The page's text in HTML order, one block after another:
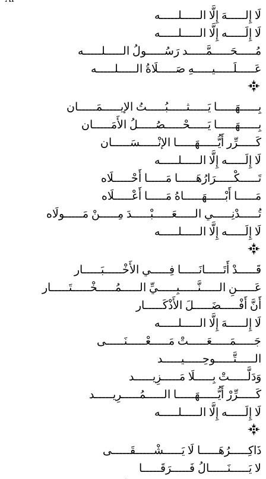
لَا إِلـــــهَ إِلَّا الـــــلـــــه
لَا إِلَـــــه إِلَّا الـــــلـــــه
مُـــــحَـــــمَّـــــد رَسُـــــولُ الـــــلـــــه
عَـــــلَـــــيـــــهِ صَـــــلَاةُ الـــــلـــــه
بِـــــهَـــــا يَـــــثـــــبُـــــتُ الإيـــــمَـــــان
بِـــــهَـــــا يَـــــحْـــــصُـــــلُ الأَمَـــــان
كَـــــرِّر أَيُّـــــهَـــــا الإنْـــــسَـــــان
لَا إِلَـــــه إِلَّا الـــــلـــــه
تَـــــكْـــــرَارُهَـــــا مَـــــا أَحْـــــلَاه
مَـــــا أَبْـــــهَـــــاهُ مَـــــا أَعْـــــلَاه
تُـــــدْنِـــــي الـــــعَـــــبْـــــدَ مِـــــنْ مَـــــولَاه
لَا إِلَـــــه إِلَّا الـــــلـــــه
قَـــــدْ أَتَـــــانَـــــا فِـــــي الأَخْـــــبَـــــار
عَـــــنِ الـــــنَّـــــبِـــــيِّ الـــــمُـــــخْـــــتَـــــار
أَنَّ أَفْـــــضَـــــلَ الأَذْكَـــــار
لَا إِلـــــهَ إِلَّا الـــــلـــــه
جَـــــمَـــــعَـــــتْ مَـــــعْـــــنَـــــى
الـــــتَّـــــوحِـــــيـــــد
وَدَلَّـــــتْ بِـــــلَا مَـــــزِيـــــد
كَـــــرِّرْ أَيُّـــــهَـــــا الـــــمُـــــرِيـــــد
لَا إِلَـــــه إِلَّا الـــــلـــــه
ذَاكِـــــرُهَـــــا لَا يَـــــشْـــــقَـــــى
لا يَـــــنَـــــالُ فَـــــرَقَـــــا